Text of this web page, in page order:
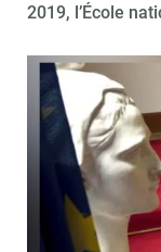
2019, l’École